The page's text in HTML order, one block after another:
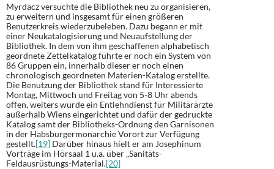
Myrdacz versuchte die Bibliothek neu zu organisieren,
zu erweitern und insgesamt für einen größeren
Benutzerkreis wiederzubeleben. Dazu begann er mit
einer Neukatalogisierung und Neuaufstellung der
Bibliothek. In dem von ihm geschaffenen alphabetisch
geordnete Zettelkatalog führte er noch ein System von
86 Gruppen ein, innerhalb dieser er noch einen
chronologisch geordneten Materien-Katalog erstellte.
Die Benutzung der Bibliothek stand für Interessierte
Montag, Mittwoch und Freitag von 5-8 Uhr abends
offen, weiters wurde ein Entlehndienst für Militärärzte
außerhalb Wiens eingerichtet und dafür der gedruckte
Katalog samt der Bibliotheks-Ordnung den Garnisonen
in der Habsburgermonarchie Vorort zur Verfügung
gestellt.[19] Darüber hinaus hielt er am Josephinum
Vorträge im Hörsaal 1 u.a. über „Sanitäts-
Feldausrüstungs-Material.[20]